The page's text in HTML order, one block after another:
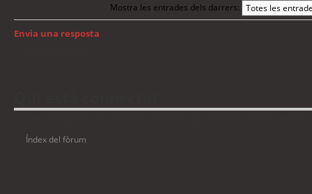
Mostra les entrades dels darrers:
Envia una resposta
Índex del fòrum